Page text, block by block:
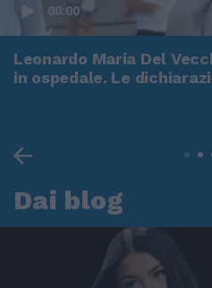
00:00
Leonardo Maria Del
in ospedale. Le
Dai blog